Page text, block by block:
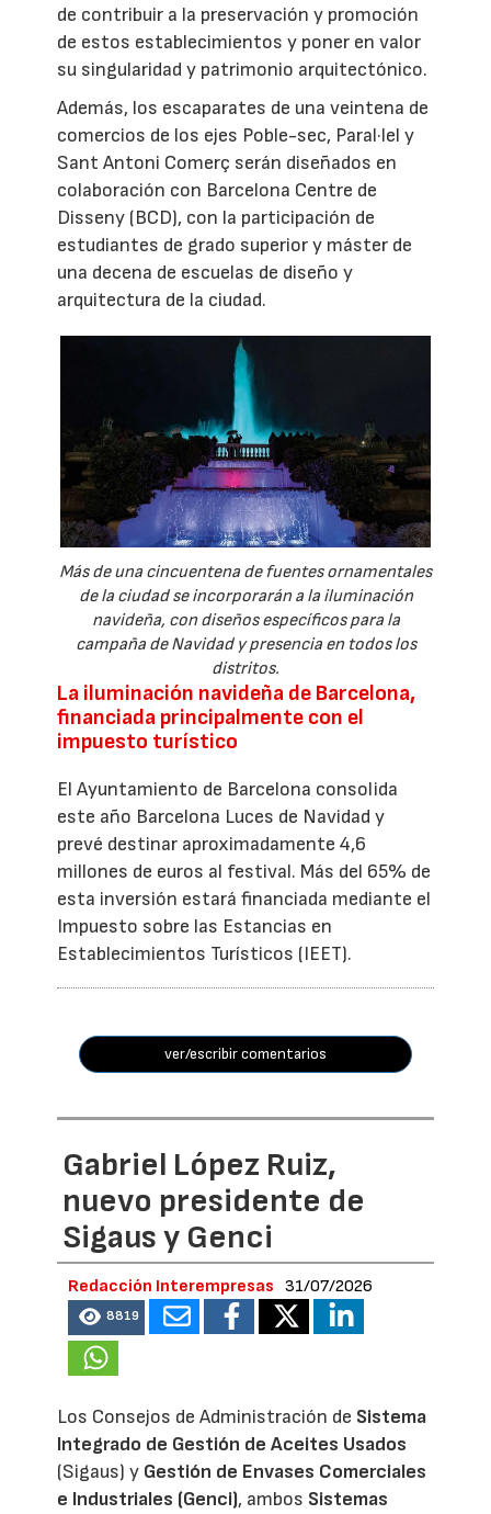
de contribuir a la preservación y promoción
de estos establecimientos y poner en valor
su singularidad y patrimonio arquitectónico.
Además, los escaparates de una veintena de
comercios de los ejes Poble-sec, Paral·lel y
Sant Antoni Comerç serán diseñados en
colaboración con Barcelona Centre de
Disseny (BCD), con la participación de
estudiantes de grado superior y máster de
una decena de escuelas de diseño y
arquitectura de la ciudad.
Más de una cincuentena de fuentes ornamentales
de la ciudad se incorporarán a la iluminación
navideña, con diseños específicos para la
campaña de Navidad y presencia en todos los
distritos.
La iluminación navideña de Barcelona,
financiada principalmente con el
impuesto turístico
El Ayuntamiento de Barcelona consolida
este año Barcelona Luces de Navidad y
prevé destinar aproximadamente 4,6
millones de euros al festival. Más del 65% de
esta inversión estará financiada mediante el
Impuesto sobre las Estancias en
Establecimientos Turísticos (IEET).
ver/escribir comentarios
Gabriel López Ruiz,
nuevo presidente de
Sigaus y Genci
Redacción Interempresas 31/07/2026
8819
Los Consejos de Administración de Sistema
Integrado de Gestión de Aceites Usados
(Sigaus) y Gestión de Envases Comerciales
e Industriales (Genci), ambos Sistemas